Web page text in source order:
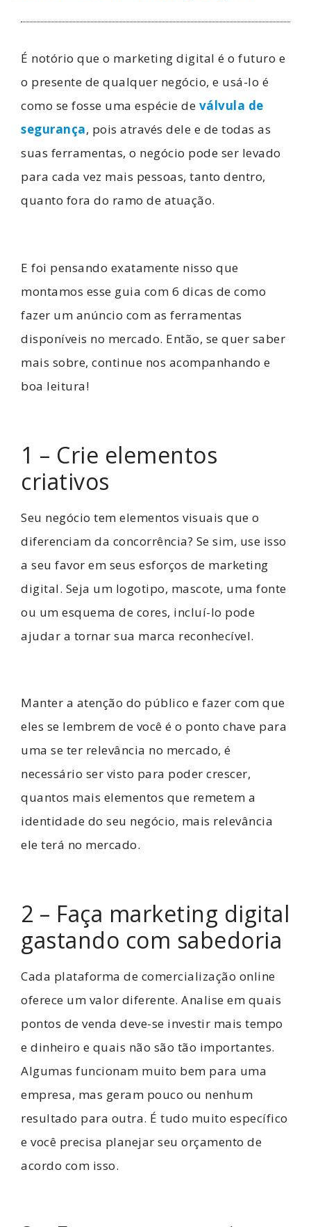
É notório que o marketing digital é o futuro e
o presente de qualquer negócio, e usá-lo é
como se fosse uma espécie de válvula de
segurança, pois através dele e de todas as
suas ferramentas, o negócio pode ser levado
para cada vez mais pessoas, tanto dentro,
quanto fora do ramo de atuação.
E foi pensando exatamente nisso que
montamos esse guia com 6 dicas de como
fazer um anúncio com as ferramentas
disponíveis no mercado. Então, se quer saber
mais sobre, continue nos acompanhando e
boa leitura!
1 – Crie elementos
criativos
Seu negócio tem elementos visuais que o
diferenciam da concorrência? Se sim, use isso
a seu favor em seus esforços de marketing
digital. Seja um logotipo, mascote, uma fonte
ou um esquema de cores, incluí-lo pode
ajudar a tornar sua marca reconhecível.
Manter a atenção do público e fazer com que
eles se lembrem de você é o ponto chave para
uma se ter relevância no mercado, é
necessário ser visto para poder crescer,
quantos mais elementos que remetem a
identidade do seu negócio, mais relevância
ele terá no mercado.
2 – Faça marketing digital
gastando com sabedoria
Cada plataforma de comercialização online
oferece um valor diferente. Analise em quais
pontos de venda deve-se investir mais tempo
e dinheiro e quais não são tão importantes.
Algumas funcionam muito bem para uma
empresa, mas geram pouco ou nenhum
resultado para outra. É tudo muito específico
e você precisa planejar seu orçamento de
acordo com isso.